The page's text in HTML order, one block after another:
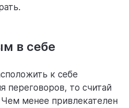
в себе
к себе
переговоров, то считай
Чем менее привлекателен